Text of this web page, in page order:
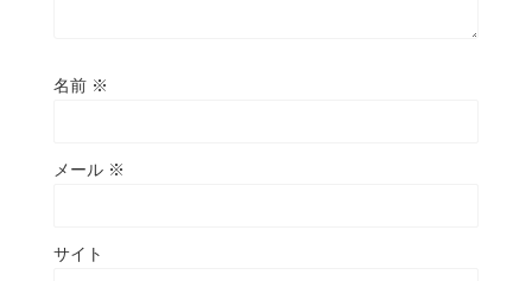
名前 ※
メール ※
サイト